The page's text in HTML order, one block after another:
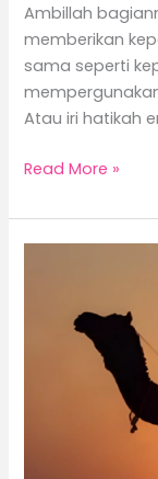
Ambillah
memberikan
sama seperti
Atau iri hatikah
Read More »